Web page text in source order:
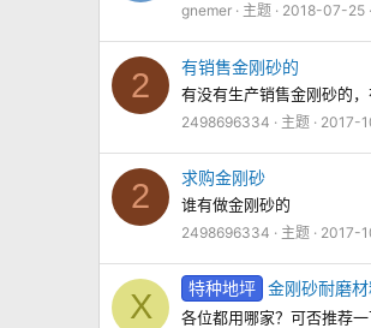
gnemer 主题 2018-07-25
2 有销售金刚砂的
有没有生产销售金刚砂的
2498696334 主题 2017-
2 求购金刚砂
谁有做金刚砂的
2498696334 主题 2017-
X 特种地坪 金刚砂耐磨材
各位都用哪家？可否推荐一